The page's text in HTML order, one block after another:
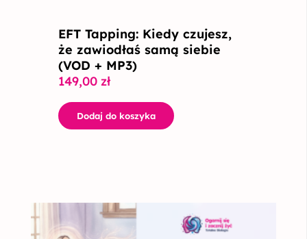
EFT Tapping: Kiedy czujesz,
że zawiodłaś samą siebie
(VOD + MP3)
149,00 zł
Dodaj do koszyka